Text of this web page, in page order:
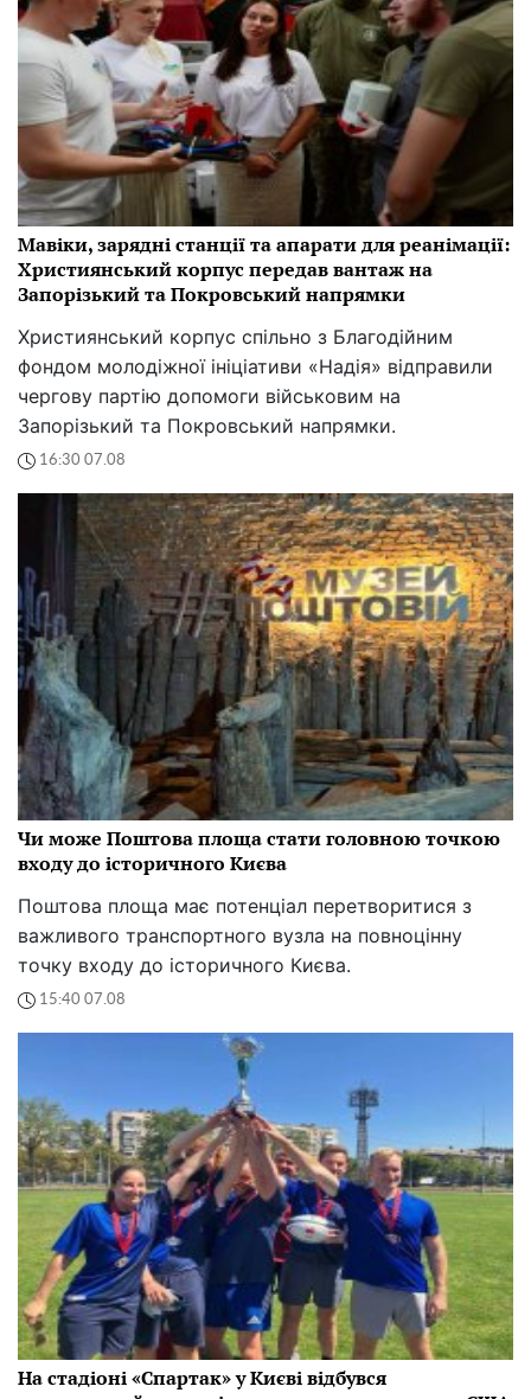
Мавіки, зарядні станції та апарати для реанімації:
Християнський корпус передав вантаж на
Запорізький та Покровський напрямки
Християнський корпус спільно з Благодійним
фондом молодіжної ініціативи «Надія» відправили
чергову партію допомоги військовим на
Запорізький та Покровський напрямки.
16:30 07.08
Чи може Поштова площа стати головною точкою
входу до історичного Києва
Поштова площа має потенціал перетворитися з
важливого транспортного вузла на повноцінну
точку входу до історичного Києва.
15:40 07.08
На стадіоні «Спартак» у Києві відбувся